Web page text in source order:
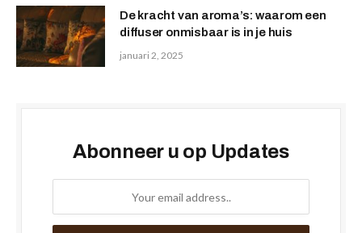
De kracht van aroma’s: waarom een
diffuser onmisbaar is in je huis
januari 2, 2025
Abonneer u op Updates